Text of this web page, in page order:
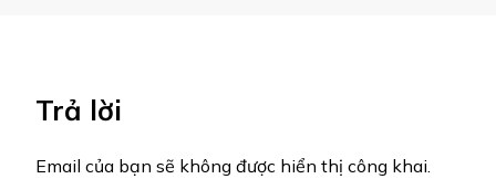
Trả lời
Email của bạn sẽ không được hiển thị công khai.